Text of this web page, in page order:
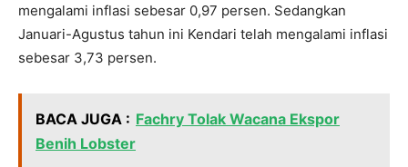
mengalami inflasi sebesar 0,97 persen. Sedangkan
Januari-Agustus tahun ini Kendari telah mengalami inflasi
sebesar 3,73 persen.
BACA JUGA : Fachry Tolak Wacana Ekspor
Benih Lobster